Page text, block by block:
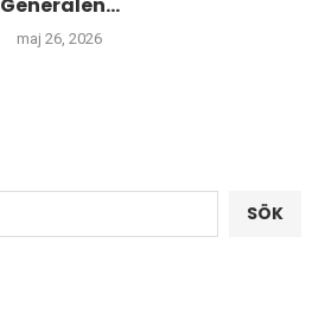
maj 26, 2026
SÖK